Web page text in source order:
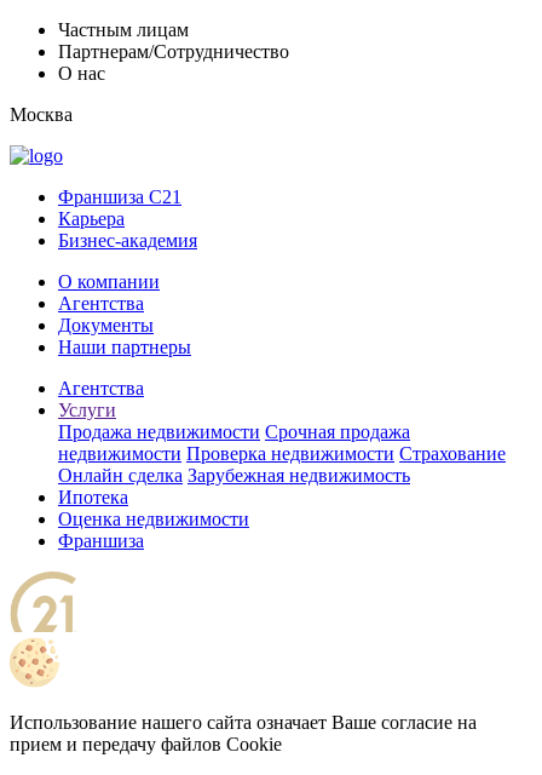
Частным лицам
Партнерам/Сотрудничество
О нас
Москва
Франшиза C21
Карьера
Бизнес-академия
О компании
Агентства
Документы
Наши партнеры
Агентства
Услуги
Продажа недвижимости Срочная продажа
недвижимости Проверка недвижимости Страхование
Онлайн сделка Зарубежная недвижимость
Ипотека
Оценка недвижимости
Франшиза
Использование нашего сайта означает Ваше согласие на
прием и передачу файлов Cookie